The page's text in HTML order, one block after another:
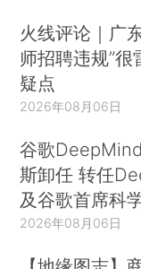
火线评论｜广
师招聘违规”很
疑点
2026年08月06日
谷歌
斯卸任 转任
及谷歌首席科
2026年08月06日